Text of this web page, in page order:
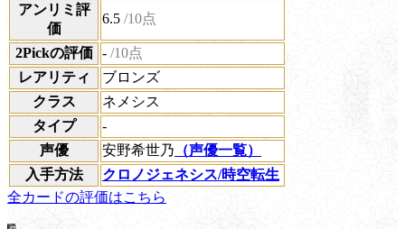
アンリミ評
価
6.5 /10点
2Pickの評価 - /10点
レアリティ
ブロンズ
クラス
ネメシス
タイプ
-
声優
安野希世乃 （声優一覧）
入手方法
クロノジェネシス/時空転生
全カードの評価はこちら